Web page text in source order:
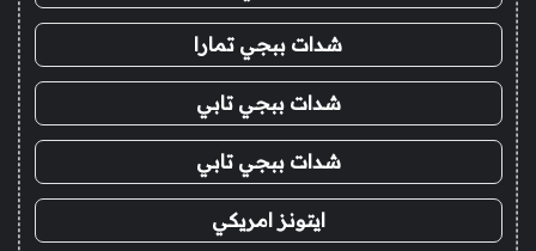
شدات ببجي تمارا
شدات ببجي تابي
شدات ببجي تابي
ايتونز امريكي